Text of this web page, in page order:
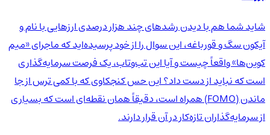
شاید شما هم با دیدن رشدهای چند هزار درصدی ارزهایی با نام و
آیکون سگ و قورباغه، این سوال را از خود پرسیده‌اید که ماجرای «میم
کوین‌ها» واقعاً چیست و آیا این تب‌وتاب، یک فرصت سرمایه‌گذاری
است که نباید از دست داد؟ این حس کنجکاوی که با کمی ترس از جا
ماندن (FOMO) همراه است، دقیقاً همان نقطه‌ای است که بسیاری
از سرمایه‌گذاران تازه‌کار در آن قرار دارند.